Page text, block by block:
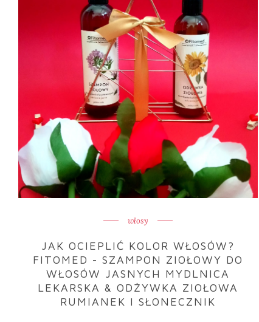
włosy
JAK OCIEPLIĆ KOLOR WŁOSÓW?
FITOMED - SZAMPON ZIOŁOWY DO
WŁOSÓW JASNYCH MYDLNICA
LEKARSKA & ODŻYWKA ZIOŁOWA
RUMIANEK I SŁONECZNIK